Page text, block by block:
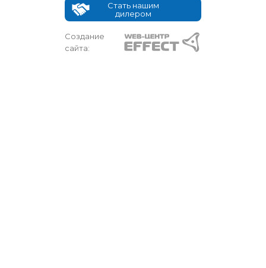
Стать нашим
дилером
Создание
сайта: